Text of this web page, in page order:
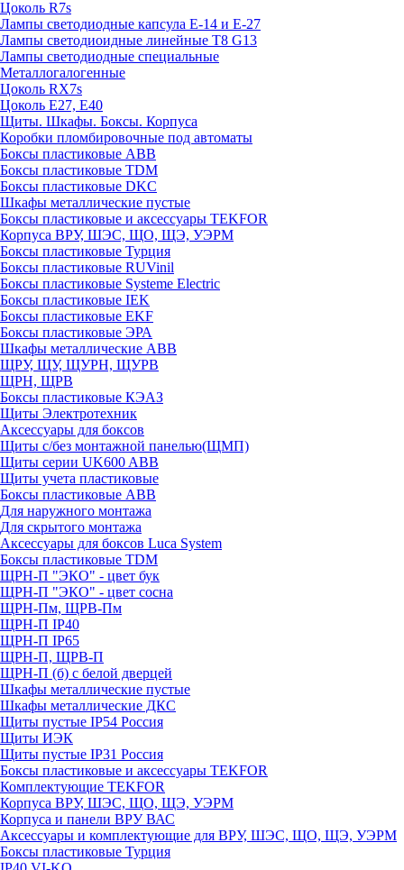
Цоколь R7s
Лампы светодиодные капсула Е-14 и Е-27
Лампы светодиоидные линейные T8 G13
Лампы светодиодные специальные
Металлогалогенные
Цоколь RX7s
Цоколь Е27, E40
Щиты. Шкафы. Боксы. Корпуса
Коробки пломбировочные под автоматы
Боксы пластиковые ABB
Боксы пластиковые TDM
Боксы пластиковые DKC
Шкафы металлические пустые
Боксы пластиковые и аксессуары TEKFOR
Корпуса ВРУ, ШЭС, ЩО, ЩЭ, УЭРМ
Боксы пластиковые Турция
Боксы пластиковые RUVinil
Боксы пластиковые Systeme Electric
Боксы пластиковые IEK
Боксы пластиковые EKF
Боксы пластиковые ЭРА
Шкафы металлические ABB
ЩРУ, ЩУ, ЩУРН, ЩУРВ
ЩРН, ЩРВ
Боксы пластиковые КЭАЗ
Щиты Электротехник
Аксессуары для боксов
Щиты с/без монтажной панелью(ЩМП)
Щиты серии UK600 ABB
Щиты учета пластиковые
Боксы пластиковые ABB
Для наружного монтажа
Для скрытого монтажа
Аксессуары для боксов Luca System
Боксы пластиковые TDM
ЩРН-П "ЭКО" - цвет бук
ЩРН-П "ЭКО" - цвет сосна
ЩРН-Пм, ЩРВ-Пм
ЩРН-П IP40
ЩРН-П IP65
ЩРН-П, ЩРВ-П
ЩРН-П (б) с белой дверцей
Шкафы металлические пустые
Шкафы металлические ДКС
Щиты пустые IP54 Россия
Щиты ИЭК
Щиты пустые IP31 Россия
Боксы пластиковые и аксессуары TEKFOR
Комплектующие TEKFOR
Корпуса ВРУ, ШЭС, ЩО, ЩЭ, УЭРМ
Корпуса и панели ВРУ ВАС
Аксессуары и комплектующие для ВРУ, ШЭС, ЩО, ЩЭ, УЭРМ
Боксы пластиковые Турция